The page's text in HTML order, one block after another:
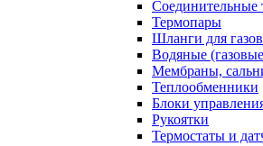
Соединительные
Термопары
Шланги для
Водяные
Мембраны,
Теплообменники
Блоки
Рукоятки
Термостаты и